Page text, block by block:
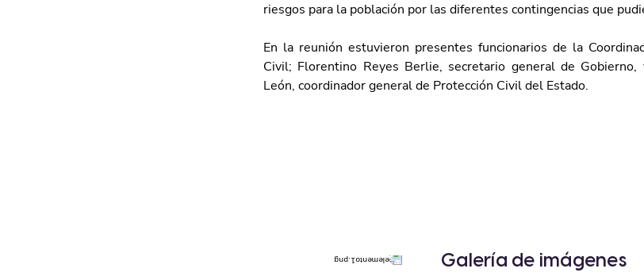
riesgos para la población por las diferentes contingencias que
En la reunión estuvieron presentes funcionarios de la
Civil; Florentino Reyes Berlie, secretario general de Gobierno,
León, coordinador general de Protección Civil del Estado.
Galería de imágenes